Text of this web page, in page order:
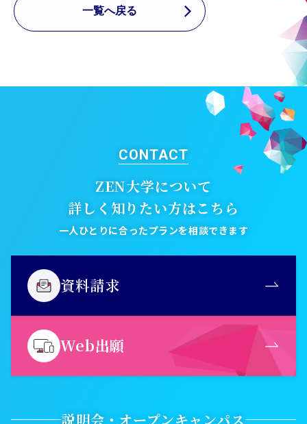
一覧へ戻る
CONTACT
ZEN大学について
詳しく知りたい方はこちら
一人ひとりに合ったプランを相談できます
資料請求
Web出願
説明会・オープンキャンパス